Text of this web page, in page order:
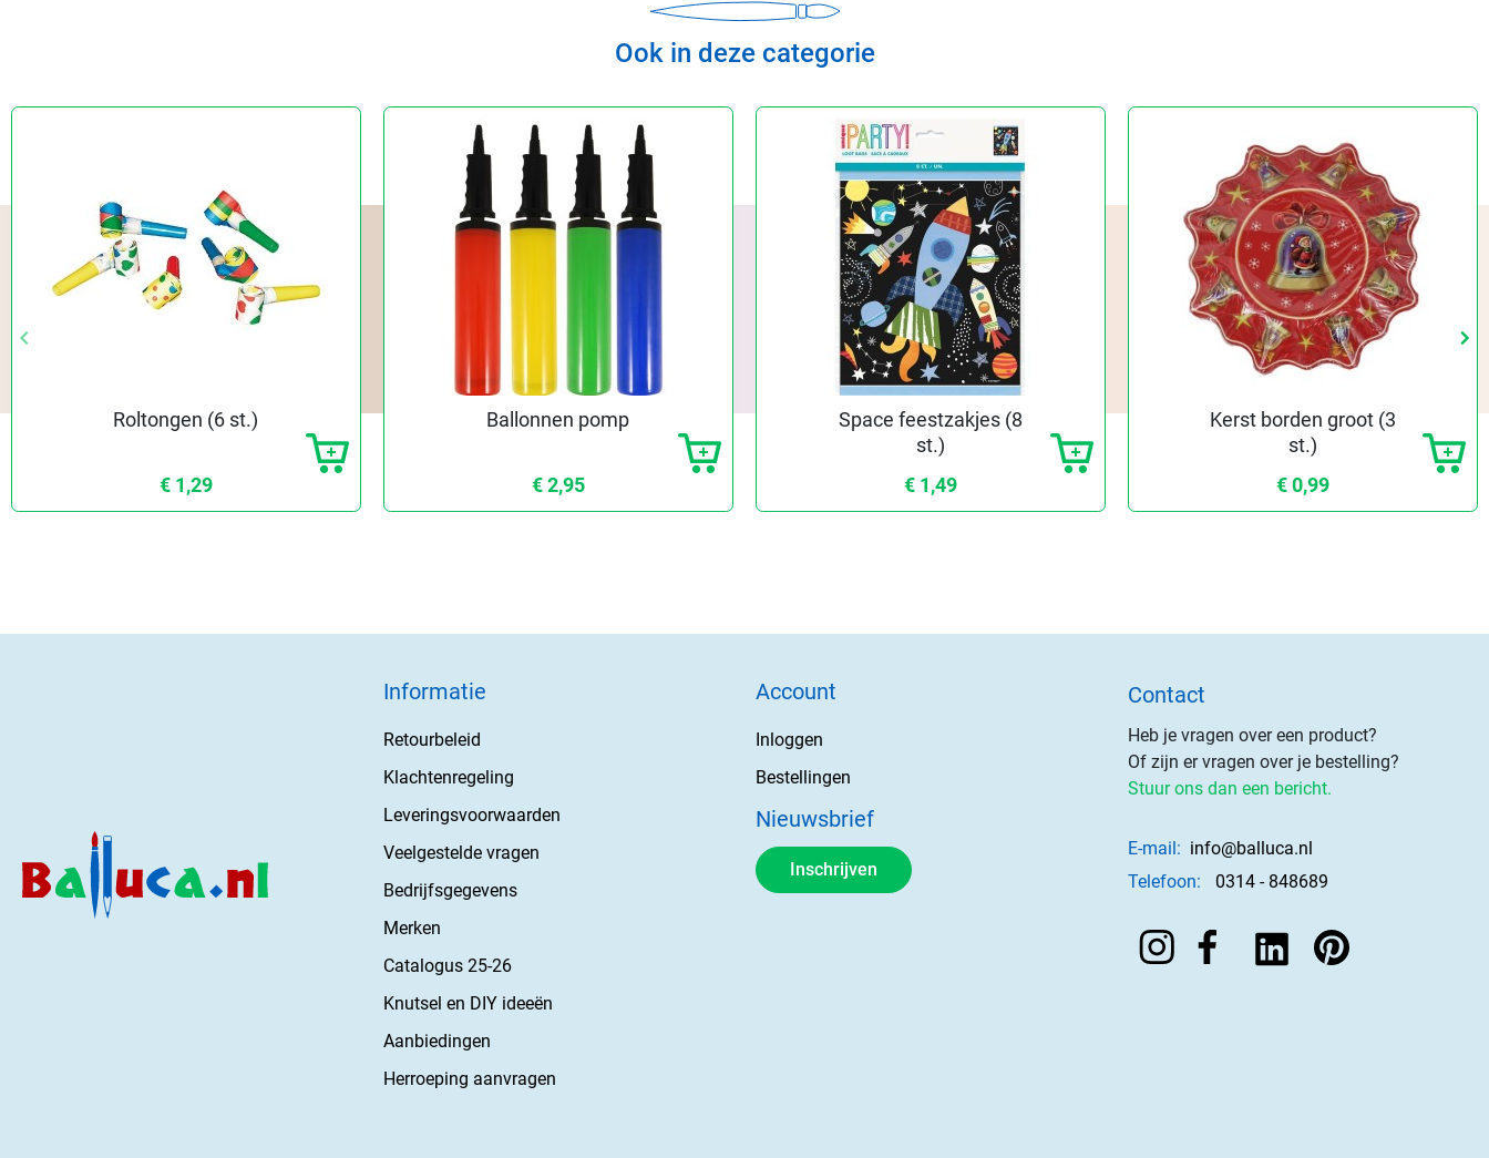
Vorige
keyboard_arrow_left keyboard_arrow_right
Ook in deze categorie
Vorige
keyboard_arrow_left keyboard_arrow_right
Roltongen (6 st.)
€ 1,29
Ballonnen pomp
€ 2,95
Space feestzakjes (8
st.)
€ 1,49
Kerst borden groot (3
st.)
€ 0,99
Informatie
Retourbeleid
Klachtenregeling
Leveringsvoorwaarden
Veelgestelde vragen
Bedrijfsgegevens
Merken
Catalogus 25-26
Knutsel en DIY ideeën
Aanbiedingen
Herroeping aanvragen
Account
Inloggen
Bestellingen
Nieuwsbrief
Inschrijven
Contact
Heb je vragen over een product?
Of zijn er vragen over je bestelling?
Stuur ons dan een bericht.
E-mail: info@balluca.nl
Telefoon:
0314 - 848689